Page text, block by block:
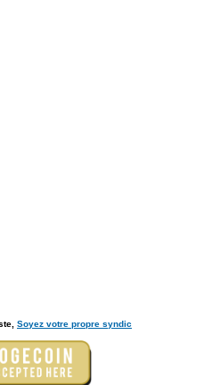
Soyez votre propre syndic